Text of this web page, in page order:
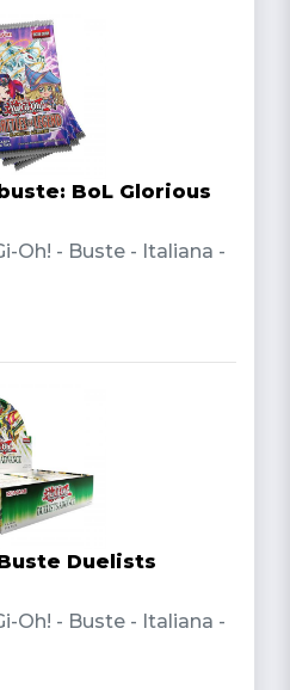
BoL Glorious
Oh! - Buste - Italiana -
Duelists
Oh! - Buste - Italiana -